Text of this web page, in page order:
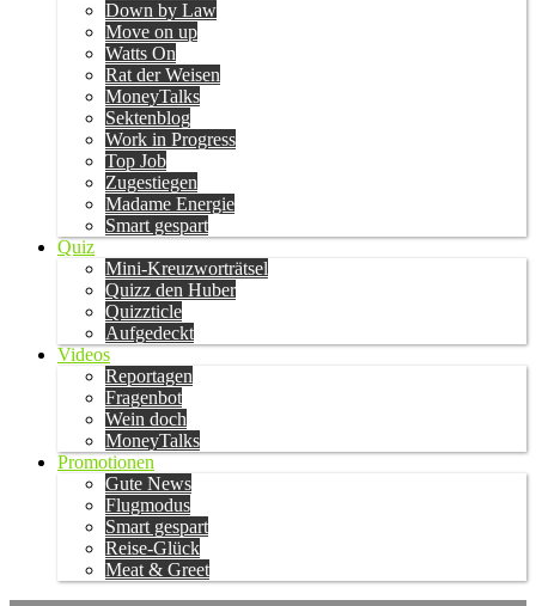
Down by Law
Move on up
Watts On
Rat der Weisen
MoneyTalks
Sektenblog
Work in Progress
Top Job
Zugestiegen
Madame Energie
Smart gespart
Quiz
Mini-Kreuzworträtsel
Quizz den Huber
Quizzticle
Aufgedeckt
Videos
Reportagen
Fragenbot
Wein doch
MoneyTalks
Promotionen
Gute News
Flugmodus
Smart gespart
Reise-Glück
Meat & Greet